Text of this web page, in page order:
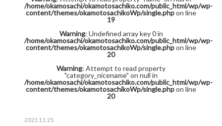
/home/okamosachi/okamotosachiko.com/public_html/wp/wp-
content/themes/okamotosachikoWp/single.phpon line
19
Warning: Undefined array key 0 in
/home/okamosachi/okamotosachiko.com/public_html/wp/wp-
content/themes/okamotosachikoWp/single.phpon line
20
Warning: Attempt to read property
"category_nicename" on null in
/home/okamosachi/okamotosachiko.com/public_html/wp/wp-
content/themes/okamotosachikoWp/single.phpon line
20
2021.11.25